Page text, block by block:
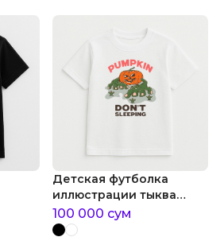
Детская футболка
иллюстрации тыква
монстр
100 000 сум